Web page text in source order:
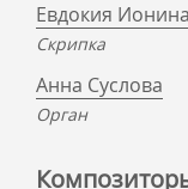
Евдокия Ионина
Скрипка
Анна Суслова
Орган